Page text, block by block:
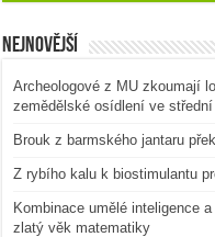
Nejnovější
Archeologové z MU zkoumají
zemědělské osídlení ve
Brouk z barmského jantaru
Z rybího kalu k biostimulantu
Kombinace umělé inteligence
zlatý věk matematiky